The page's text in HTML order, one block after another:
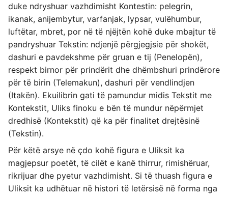
duke ndryshuar vazhdimisht Kontestin: pelegrin,
ikanak, anijembytur, varfanjak, lypsar, vulëhumbur,
luftëtar, mbret, por në të njëjtën kohë duke mbajtur të
pandryshuar Tekstin: ndjenjë përgjegjsie për shokët,
dashuri e pavdekshme për gruan e tij (Penelopën),
respekt birnor për prindërit dhe dhëmbshuri prindërore
për të birin (Telemakun), dashuri për vendlindjen
(Itakën). Ekuilibrin gati të pamundur midis Tekstit me
Kontekstit, Uliks finoku e bën të mundur nëpërmjet
dredhisë (Kontekstit) që ka për finalitet drejtësinë
(Tekstin).
Për këtë arsye në çdo kohë figura e Uliksit ka
magjepsur poetët, të cilët e kanë thirrur, rimishëruar,
rikrijuar dhe pyetur vazhdimisht. Si të thuash figura e
Uliksit ka udhëtuar në histori të letërsisë në forma nga